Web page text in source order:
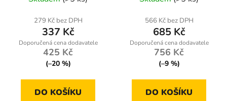
279 Kč bez DPH
337 Kč
425 Kč
(–20 %)
DO KOŠÍKU
566 Kč bez DPH
685 Kč
756 Kč
(–9 %)
DO KOŠÍKU